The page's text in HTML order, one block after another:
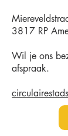
3817 RP
Wil je ons
afspraak.